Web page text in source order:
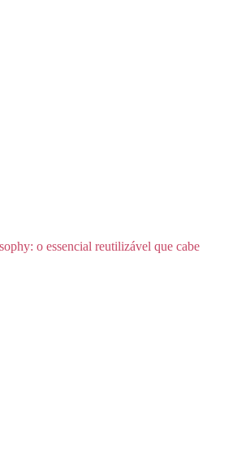
o essencial reutilizável que cabe